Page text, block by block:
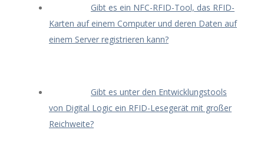
Gibt es ein NFC-RFID-Tool, das RFID-
Karten auf einem Computer und deren Daten auf
einem Server registrieren kann?
Gibt es unter den Entwicklungstools
von Digital Logic ein RFID-Lesegerät mit großer
Reichweite?